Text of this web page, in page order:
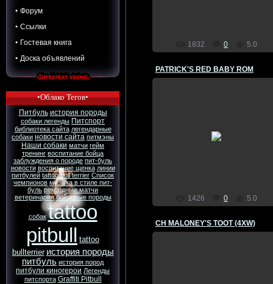
• Форум
• Ссылки
• Гостевая книга
• Доска объявлений
•Облако Тегов•
Питбуль история породы
собаки легенды Питспорт
библиотека сайта легендарные
собаки новости сайта питмэны
Наши собаки матчи гейм
тренинг воспитание бойца
заблуждения о породе пит-буль
новости воспитание щенка линии
питбулей tattoo bull terrier Список
чемпионов музыка в стиле пит-
буль рекордные матчи
ветеринария бойцовые породы
собак tattoo
pitbull tattoo
bullterrier история породы
питбуль история пород
питбули киногерои Легенды
питспорта Graffiti Pitbull
1832 0 5.0
PATRICK'S RED BABY ROM
Рождён: 00.00.0000 г.
1426 0 5.0
CH MALONEY'S TOOT (4XW)